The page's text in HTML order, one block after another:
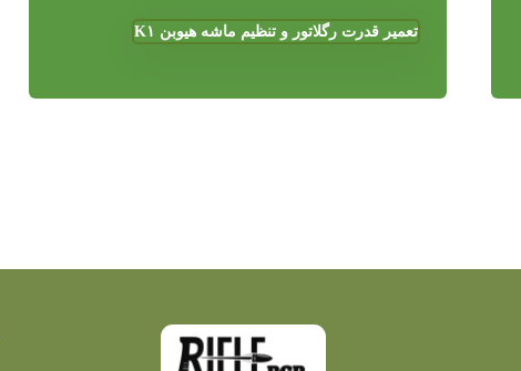
تعمیر قدرت رگلاتور و تنظیم ماشه هیوبن K۱